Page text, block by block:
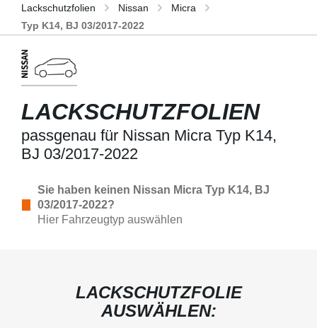
Lackschutzfolien Nissan
Micra
Typ K14, BJ 03/2017-2022
LACKSCHUTZFOLIEN
passgenau für Nissan Micra Typ K14,
BJ 03/2017-2022
Sie haben keinen Nissan Micra Typ K14, BJ
03/2017-2022?
Hier Fahrzeugtyp auswählen
LACKSCHUTZFOLIE
AUSWÄHLEN: